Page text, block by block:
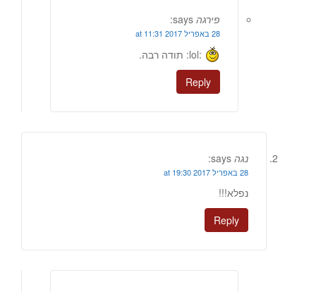
פירגה says:
28 באפריל 2017 at 11:31
:lol: תודה רבה.
Reply
נגה says:
28 באפריל 2017 at 19:30
נפלא!!!
Reply